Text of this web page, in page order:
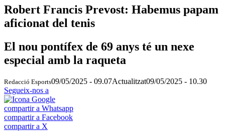
Robert Francis Prevost: Habemus papam
aficionat del tenis
El nou pontífex de 69 anys té un nexe
especial amb la raqueta
Redacció Esports09/05/2025 - 09.07Actualitzat09/05/2025 - 10.30
Segueix-nos a
compartir a Whatsapp
compartir a Facebook
compartir a X